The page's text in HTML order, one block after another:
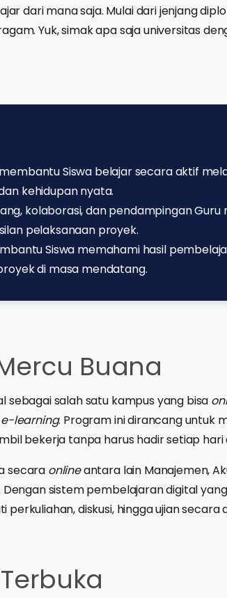
dari mana saja. Mulai dari jenjang
Yuk, simak apa saja universitas
Siswa belajar secara aktif
kehidupan nyata.
kolaborasi, dan pendampingan Guru
pelaksanaan proyek.
Siswa memahami hasil
di masa mendatang.
Buana
sebagai salah satu kampus yang bisa
e-learning. Program ini dirancang untuk
bekerja tanpa harus hadir setiap hari
secara onlineantara lain Manajemen,
Dengan sistem pembelajaran digital
diskusi, hingga ujian secara